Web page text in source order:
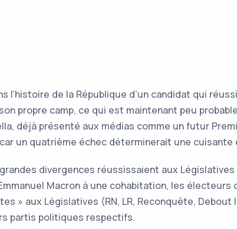
l’histoire de la République d’un candidat qui
propre camp, ce qui est maintenant peu
déjà présenté aux médias comme un futur
un quatrième échec déterminerait une
divergences réussissaient aux
Macron à une cohabitation, les
» aux Législatives (RN, LR, Reconquête,
partis politiques respectifs.